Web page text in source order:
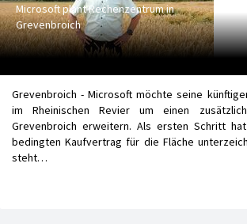
Microsoft plant Rechenzentrum in
Grevenbroich
Grevenbroich - Microsoft möchte seine
im Rheinischen Revier um einen
Grevenbroich erweitern. Als ersten Schritt
bedingten Kaufvertrag für die Fläche
steht…